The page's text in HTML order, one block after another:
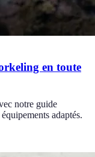
en toute
notre guide
adaptés.